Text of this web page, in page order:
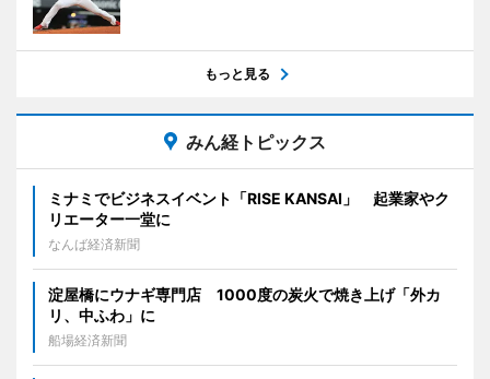
もっと見る
みん経トピックス
ミナミでビジネスイベント「RISE KANSAI」 起業家やク
リエーター一堂に
なんば経済新聞
淀屋橋にウナギ専門店 1000度の炭火で焼き上げ「外カ
リ、中ふわ」に
船場経済新聞